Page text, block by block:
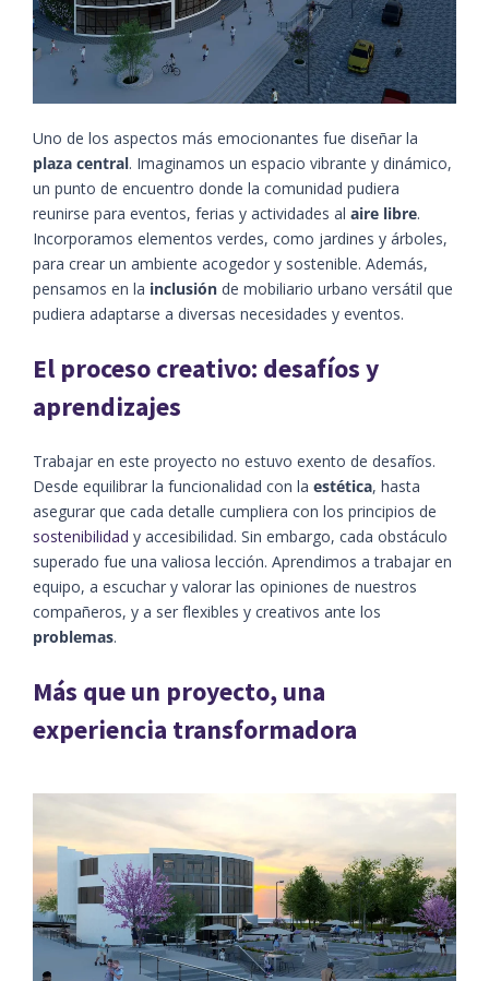
Uno de los aspectos más emocionantes fue diseñar la
plaza central. Imaginamos un espacio vibrante y dinámico,
un punto de encuentro donde la comunidad pudiera
reunirse para eventos, ferias y actividades al aire libre.
Incorporamos elementos verdes, como jardines y árboles,
para crear un ambiente acogedor y sostenible. Además,
pensamos en la inclusión de mobiliario urbano versátil que
pudiera adaptarse a diversas necesidades y eventos.
El proceso creativo: desafíos y
aprendizajes
Trabajar en este proyecto no estuvo exento de desafíos.
Desde equilibrar la funcionalidad con la estética, hasta
asegurar que cada detalle cumpliera con los principios de
sostenibilidad y accesibilidad. Sin embargo, cada obstáculo
superado fue una valiosa lección. Aprendimos a trabajar en
equipo, a escuchar y valorar las opiniones de nuestros
compañeros, y a ser flexibles y creativos ante los
problemas.
Más que un proyecto, una
experiencia transformadora